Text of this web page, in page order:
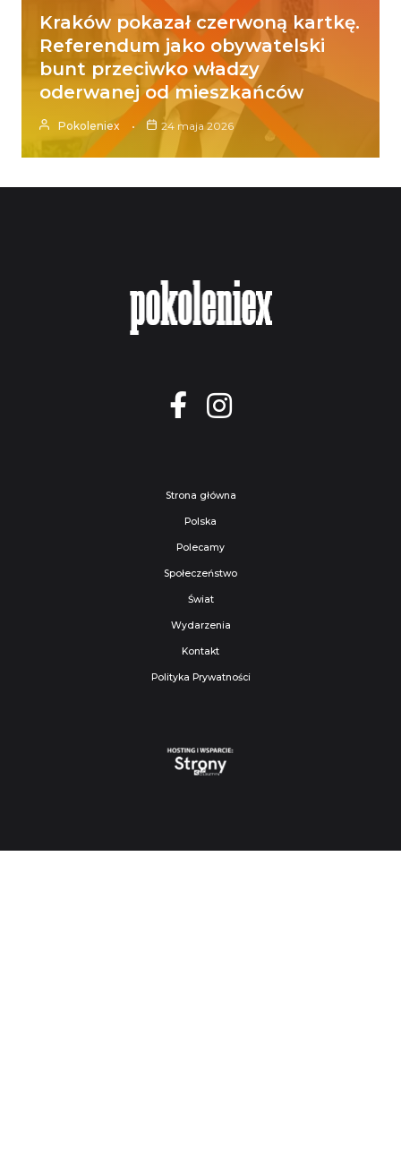
Kraków pokazał czerwoną kartkę.
Referendum jako obywatelski
bunt przeciwko władzy
oderwanej od mieszkańców
Pokoleniex 24 maja 2026
Strona główna
Polska
Polecamy
Społeczeństwo
Świat
Wydarzenia
Kontakt
Polityka Prywatności